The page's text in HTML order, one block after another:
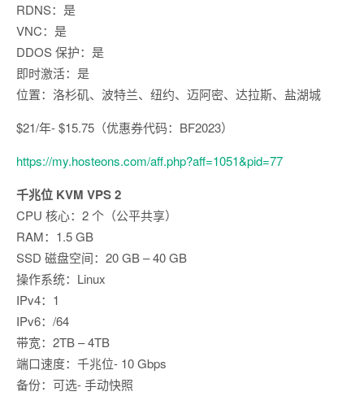
RDNS：是
VNC：是
DDOS 保护：是
即时激活：是
位置：洛杉矶、波特兰、纽约、迈阿密、达拉斯、盐湖城
$21/年- $15.75（优惠券代码：BF2023）
https://my.hosteons.com/aff.php?aff=1051&pid=77
千兆位 KVM VPS 2
CPU 核心：2 个（公平共享）
RAM：1.5 GB
SSD 磁盘空间：20 GB – 40 GB
操作系统：Linux
IPv4：1
IPv6：/64
带宽：2TB – 4TB
端口速度：千兆位- 10 Gbps
备份：可选- 手动快照